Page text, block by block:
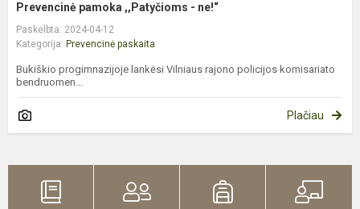
Prevencinė pamoka ,,Patyčioms - ne!“
Paskelbta: 2024-04-12
Kategorija: Prevencinė paskaita
Bukiškio progimnazijoje lankėsi Vilniaus rajono policijos komisariato
bendruomen...
Plačiau